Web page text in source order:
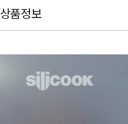
상품정보